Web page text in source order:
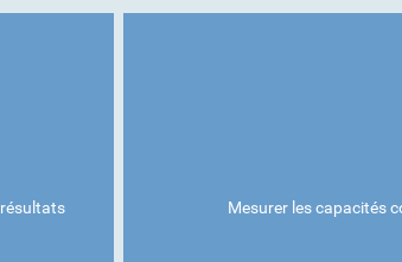
Mesurer les capacités